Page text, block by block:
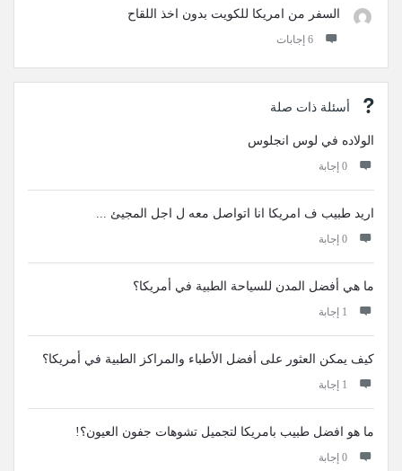
السفر من امريكا للكويت بدون اخذ اللقاح
‫6 إجابات
أسئلة ذات صلة
الولاده في لوس انجلوس
‫0 إجابة
اريد طبيب ف امريكا انا اتواصل معه ل اجل المجيئ ...
‫0 إجابة
ما هي أفضل المدن للسياحة الطبية في أمريكا؟
‫1 إجابة
كيف يمكن العثور على أفضل الأطباء والمراكز الطبية في أمريكا؟
‫1 إجابة
ما هو افضل طبيب بامريكا لتجميل تشوهات جفون العيون؟!
‫0 إجابة